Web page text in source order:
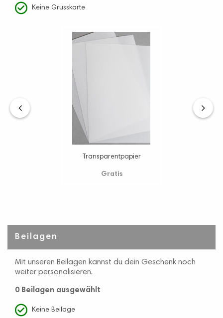
Keine Grusskarte
Transparentpapier
Gratis
Beilagen
Mit unseren Beilagen kannst du dein Geschenk noch
weiter personalisieren.
0 Beilagen ausgewählt
Keine Beilage